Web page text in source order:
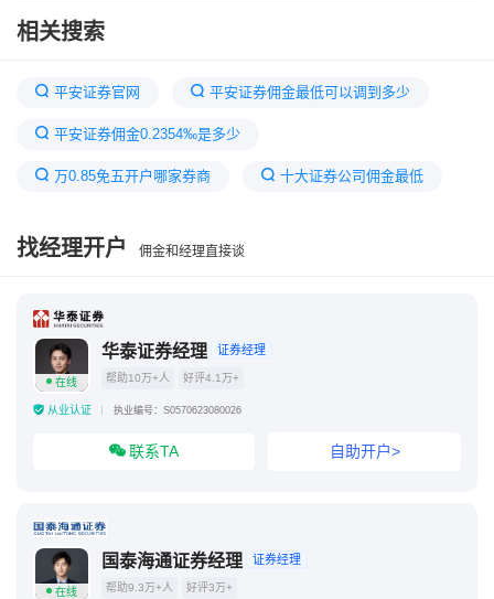
相关搜索
平安证券官网 平安证券佣金最低可以调到多少
平安证券佣金0.2354‰是多少
万0.85免五开户哪家券商 十大证券公司佣金最低
费率最低的证券公司
证券开户佣金一览表
找经理开户 佣金和经理直接谈
在线
华泰证券经理 证券经理
帮助10万+人 好评4.1万+
从业认证 执业编号：S0570623080026
联系TA 自助开户>
在线
国泰海通证券经理 证券经理
帮助9.3万+人 好评3万+